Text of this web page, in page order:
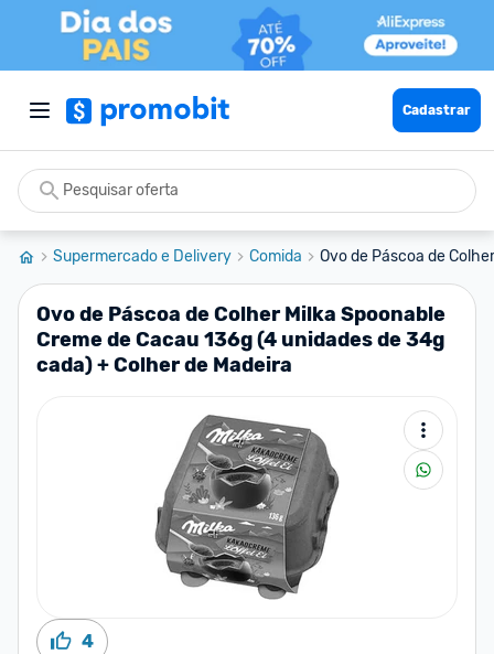
Cadastrar
Supermercado e Delivery Comida Ovo de Páscoa de
Ovo de Páscoa de Colher Milka Spoonable
Creme de Cacau 136g (4 unidades de 34g
cada) + Colher de Madeira
4